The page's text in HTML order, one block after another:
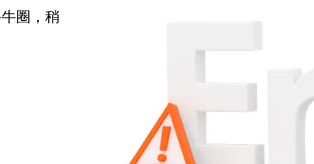
圈，稍